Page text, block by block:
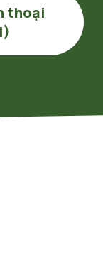
thoại